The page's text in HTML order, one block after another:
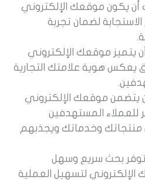
أن يكون موقعك الإلكتروني
لضمان تجربة
يتميز موقعك الإلكتروني
يعكس هوية علامتك التجارية
يتضمن موقعك الإلكتروني
المستهدفين
منتجاتك وخدماتك ويجذبهم
بحث سريع وسهل
لتسهيل العملية